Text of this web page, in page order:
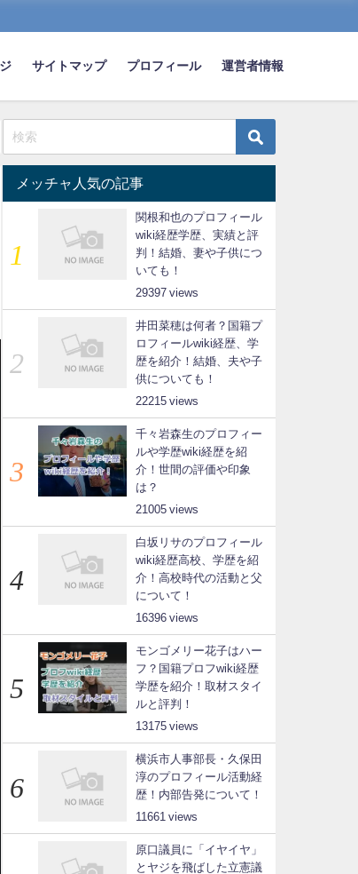
サイトマップ プロフィール 運営者情報
メッチャ人気の記事
関根和也のプロフィール
wiki経歴学歴、実績と評
判！結婚、妻や子供につ
いても！
29397
井田菜穂は何者？国籍プ
ロフィールwiki経歴、学
歴を紹介！結婚、夫や子
供についても！
22215
千々岩森生のプロフィー
ルや学歴wiki経歴を紹
介！世間の評価や印象
は？
21005
白坂リサのプロフィール
wiki経歴高校、学歴を紹
介！高校時代の活動と父
について！
16396
モンゴメリー花子はハー
フ？国籍プロフwiki経歴
学歴を紹介！取材スタイ
ルと評判！
13175
横浜市人事部長・久保田
淳のプロフィール活動経
歴！内部告発について！
11661
原口議員に「イヤイヤ」
とヤジを飛ばした立憲議